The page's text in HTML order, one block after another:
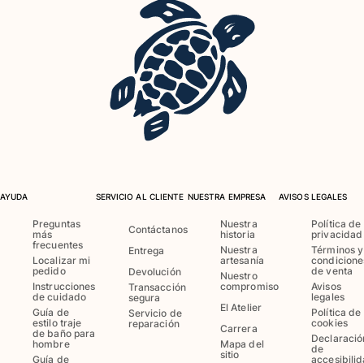
Sombreros y Gorras
Ver todo Sombreros y Gorras
Toallas
Toalla de algodón
Ver todo Toallas & pareo
Bolsas
Bolsos y bolsas de playa
Bolso para Viajes
AYUDA
Preguntas
más
frecuentes
Localizar mi
pedido
Instrucciones
de cuidado
Guía de
estilo traje
de baño para
hombre
Guía de
SERVICIO AL CLIENTE
Contáctanos
Entrega
Devolución
Transacción
segura
Servicio de
reparación
NUESTRA EMPRESA
Nuestra
historia
Nuestra
artesanía
Nuestro
compromiso
El Atelier
Carrera
Mapa del
sitio
AVISOS LEGALES
Política de
privacidad
Términos y
de venta
Avisos
legales
Política de
cookies
de